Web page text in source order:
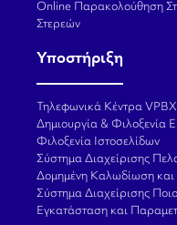
Online Παρακολούθηση
Στερεών
Υποστήριξη
Τηλεφωνικά Κέντρα VPBX
Δημιουργία & Φιλοξενία
Φιλοξενία Ιστοσελίδων
Σύστημα Διαχείρισης
Δομημένη Καλωδίωση και
Σύστημα Διαχείρισης
Εγκατάσταση και